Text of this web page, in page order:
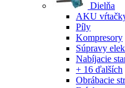
Dielňa
AKU
Píly
Kompresory
Súpravy
Nabíjacie
+ 16 ďalších
Obrábacie